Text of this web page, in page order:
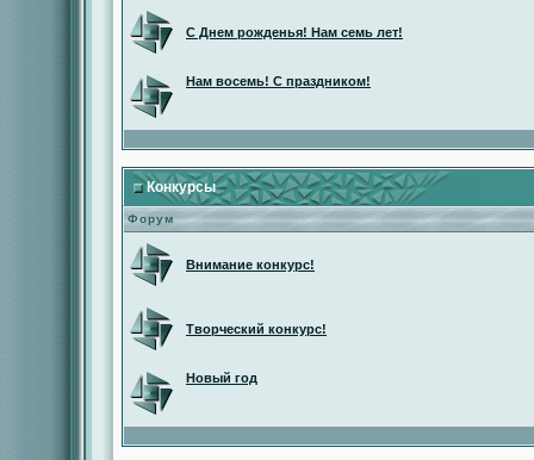
С Днем рожденья! Нам семь лет!
Нам восемь! С праздником!
Конкурсы
Форум
Внимание конкурс!
Творческий конкурс!
Новый год